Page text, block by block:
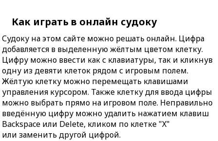
Как играть в онлайн судоку
Судоку на этом сайте можно решать онлайн. Цифра
добавляется в выделенную жёлтым цветом клетку.
Цифру можно ввести как с клавиатуры, так и кликнув
одну из девяти клеток рядом с игровым полем.
Жёлтую клетку можно перемещать клавишами
управления курсором. Также клетку для ввода цифры
можно выбрать прямо на игровом поле. Неправильно
введённую цифру можно удалить нажатием клавиш
Backspace или Delete, кликом по клетке "X"
или заменить другой цифрой.